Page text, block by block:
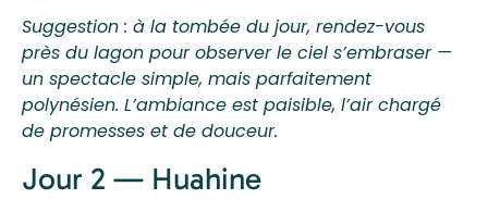
Suggestion : à la tombée du jour, rendez-vous
près du lagon pour observer le ciel s’embraser —
un spectacle simple, mais parfaitement
polynésien. L’ambiance est paisible, l’air chargé
de promesses et de douceur.
Jour 2 — Huahine